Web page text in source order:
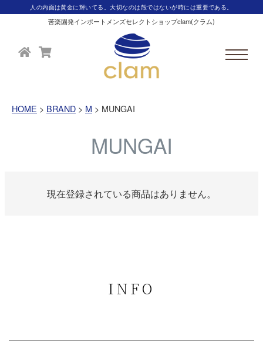
人の内面は黄金に輝いてる。大切なのは殻ではないが時には重要である。
苦楽園発インポートメンズセレクトショップclam(クラム)
HOME BRAND M MUNGAI
MUNGAI
現在登録されている商品はありません。
INFO